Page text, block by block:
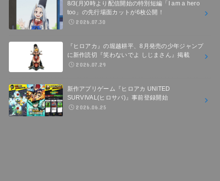
8/3(月)0時より配信開始の特別短編「I am a hero
too」の先行場面カットが6枚公開！
2026.07.30
『ヒロアカ』の堀越耕平、8月発売の少年ジャンプ
に新作読切『笑わないでよ しじまさん』掲載
2026.07.29
新作アプリゲーム『ヒロアカ UNITED
SURVIVAL(ヒロサバ)』事前登録開始
2026.06.25